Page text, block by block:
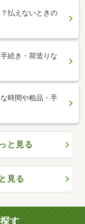
払えないときの
続き・荷造りな
時間や粗品・手
と見る
見る
す